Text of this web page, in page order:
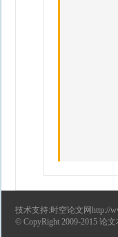
技术支持:时空论文网http://
© CopyRight 2009-2015 论文